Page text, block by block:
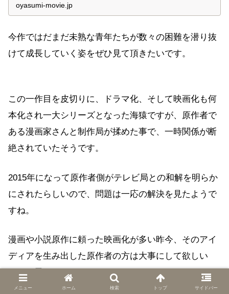
oyasumi-movie.jp
今作ではだまだ未熟な青年たちが数々の困難を潜り抜
けて成長していく姿をぜひ見て頂きたいです。
この一作目を皮切りに、ドラマ化、そして映画化も何
本化され一大シリーズとなった海猿ですが、原作者で
ある漫画家さんと制作局が揉めた事で、一時関係が断
絶されていたそうです。
2015年になって原作者側がテレビ局との和解を明らか
にされたらしいので、問題は一応の解決を見たようで
すね。
漫画や小説原作に頼った映画化が多い昨今、そのアイ
ディアを生み出した原作者の方は大事にして欲しい
な、と思います。
メニュー ホーム 検索 トップ サイドバー